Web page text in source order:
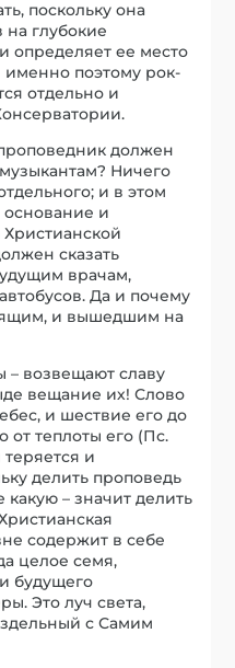
поскольку она
на глубокие
определяет ее место
именно поэтому рок-
отдельно и
должен
Ничего
и в этом
и
Христианской
сказать
врачам,
Да и почему
и вышедшим на
– возвещают славу
вещание их! Слово
и шествие его до
от теплоты его (Пс.
и
делить проповедь
– значит делить
содержит в себе
целое семя,
будущего
Это луч света,
с Самим